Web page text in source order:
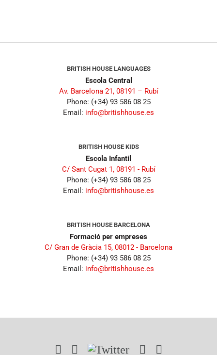
BRITISH HOUSE LANGUAGES
Escola Central
Av. Barcelona 21, 08191 – Rubí
Phone: (+34) 93 586 08 25
Email: info@britishhouse.es
BRITISH HOUSE KIDS
Escola Infantil
C/ Sant Cugat 1, 08191 - Rubí
Phone: (+34) 93 586 08 25
Email: info@britishhouse.es
BRITISH HOUSE BARCELONA
Formació per empreses
C/ Gran de Gràcia 15, 08012 - Barcelona
Phone: (+34) 93 586 08 25
Email: info@britishhouse.es
Instagram
Facebook
Twitter YouTube